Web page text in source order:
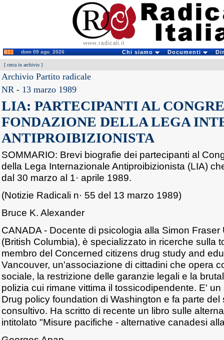
dom 09 ago. 2026 Chi siamo Documenti
[ cerca in archivio ]
Archivio Partito radicale
NR - 13 marzo 1989
LIA: PARTECIPANTI AL
FONDAZIONE DELLA LEGA
ANTIPROIBIZIONISTA
SOMMARIO: Brevi biografie dei partecipanti al
della Lega Internazionale Antiproibizionista (LIA)
dal 30 marzo al 1· aprile 1989.
(Notizie Radicali n· 55 del 13 marzo 1989)
Bruce K. Alexander
CANADA - Docente di psicologia alla Simon Fraser
(British Columbia), è specializzato in ricerche sulla
membro del Concerned citizens drug study and
Vancouver, un'associazione di cittadini che opera
sociale, la restrizione delle garanzie legali e la
polizia cui rimane vittima il tossicodipendente. E'
Drug policy foundation di Washington e fa parte del
consultivo. Ha scritto di recente un libro sulle
intitolato "Misure pacifiche - alternative canadesi